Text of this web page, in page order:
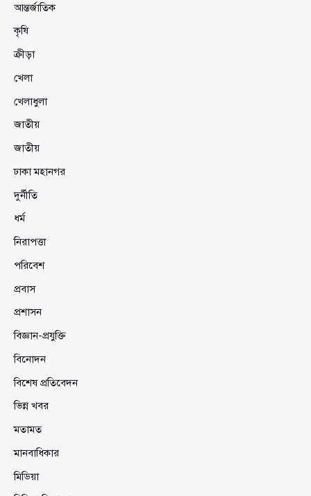
আন্তর্জাতিক
কৃষি
ক্রীড়া
খেলা
খেলাধুলা
জাতীয়
জাতীয়
ঢাকা মহানগর
দুর্নীতি
ধর্ম
নিরাপত্তা
পরিবেশ
প্রবাস
প্রশাসন
বিজ্ঞান-প্রযুক্তি
বিনোদন
বিশেষ প্রতিবেদন
ভিন্ন খবর
মতামত
মানবাধিকার
মিডিয়া